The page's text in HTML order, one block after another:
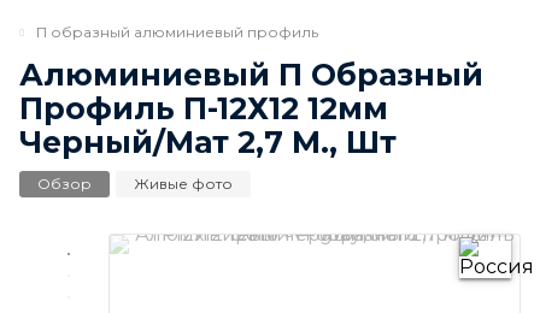
П образный алюминиевый профиль
Алюминиевый П Образный
Профиль П-12Х12 12мм
Черный/Мат 2,7 М., Шт
Обзор Живые фото